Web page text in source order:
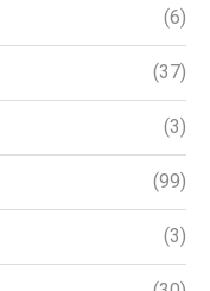
(6)
(37)
(3)
(99)
(3)